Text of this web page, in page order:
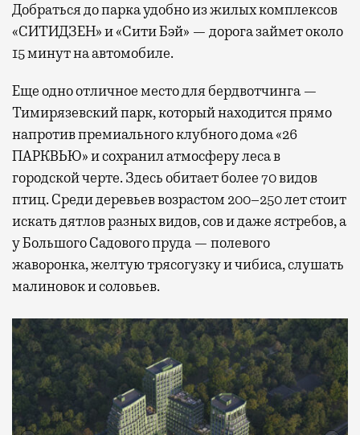
Добраться до парка удобно из жилых комплексов
«СИТИДЗЕН» и «Сити Бэй» — дорога займет около
15 минут на автомобиле.
Еще одно отличное место для бердвотчинга —
Тимирязевский парк, который находится прямо
напротив премиального клубного дома «26
ПАРКВЬЮ» и сохранил атмосферу леса в
городской черте. Здесь обитает более 70 видов
птиц. Среди деревьев возрастом 200–250 лет стоит
искать дятлов разных видов, сов и даже ястребов, а
у Большого Садового пруда — полевого
жаворонка, желтую трясогузку и чибиса, слушать
малиновок и соловьев.